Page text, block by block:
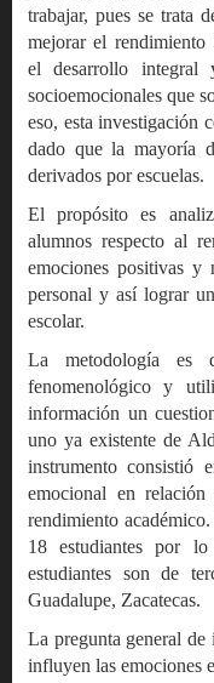
trabajar, pues se trata
mejorar el rendimiento
el desarrollo integral
socioemocionales que
eso, esta investigación
dado que la mayoría
derivados por escuelas.
El propósito es
alumnos respecto al
emociones positivas y
personal y así lograr
escolar.
La metodología es
fenomenológico y
información un
uno ya existente de
instrumento consistió
emocional en
rendimiento
18 estudiantes por
estudiantes son de
Guadalupe, Zacatecas.
La pregunta general de
influyen las emociones